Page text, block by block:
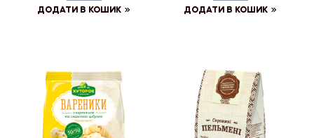
ДОДАТИ В КОШИК ДОДАТИ В КОШИК